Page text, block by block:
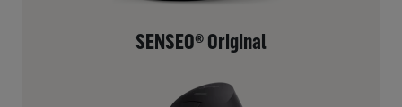
SENSEO® Original